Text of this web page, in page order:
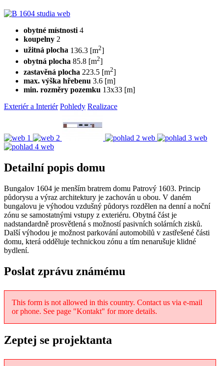
obytné místnosti 4
koupelny 2
užitná plocha 136.3 [m2]
obytná plocha 85.8 [m2]
zastavěná plocha 223.5 [m2]
max. výška hřebenu 3.6 [m]
min. rozměry pozemku 13x33 [m]
Exteriér a Interiér Pohledy Realizace
Detailní popis domu
Bungalov 1604 je menším bratrem domu Patrový 1603. Princip
půdorysu a výraz architektury je zachován u obou. V daném
bungalovu je výhodou vzdušný půdorys rozdělen na denní a noční
zónu se samostatnými vstupy z exteriéru. Obytná část je
nadstandardně prosvětlená s možností pasivních solárních zisků.
Další výhodou je možnost parkování automobilů v zastřešené části
domu, která odděluje technickou zónu a tím nenarušuje klidné
bydlení.
Poslat zprávu známému
This form is not allowed in this country. Contact us via e-mail
or phone. See page "Kontakt" for more details.
Zeptej se projektanta